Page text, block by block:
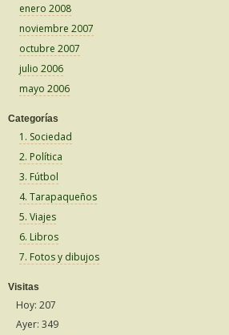
enero 2008
noviembre 2007
octubre 2007
julio 2006
mayo 2006
Categorías
1. Sociedad
2. Política
3. Fútbol
4. Tarapaqueños
5. Viajes
6. Libros
7. Fotos y dibujos
Visitas
Hoy: 207
Ayer: 349